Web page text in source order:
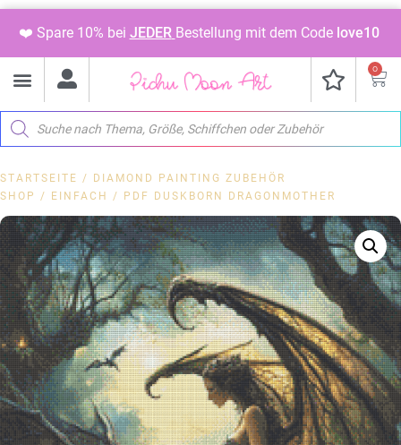
❤️ Spare 10% bei JEDER Bestellung mit dem Code love10
0
STARTSEITE /
DIAMOND PAINTING ZUBEHÖR
SHOP / EINFACH / PDF DUSKBORN DRAGONMOTHER